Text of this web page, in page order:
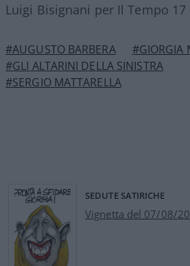
Luigi Bisignani per Il Tempo
#AUGUSTO BARBERA
#GIORGIA
#GLI ALTARINI DELLA SINISTRA
#SERGIO MATTARELLA
SEDUTE SATIRICHE
Vignetta del 07/08/